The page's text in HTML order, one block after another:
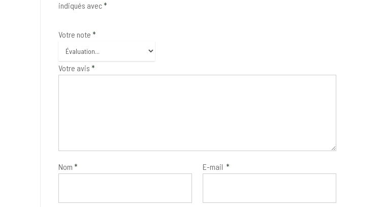
indiqués avec*
Votre note *
Votre avis *
Nom * E-mail*